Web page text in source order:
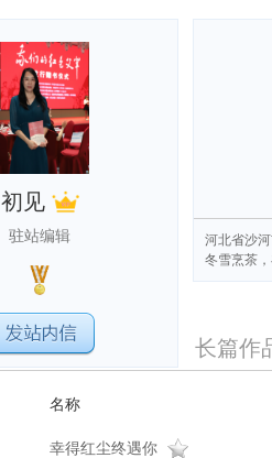
初见
驻站编辑
河北省沙
冬雪烹茶
长篇作
名称
幸得红尘终遇你